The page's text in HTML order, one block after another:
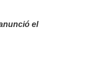
el